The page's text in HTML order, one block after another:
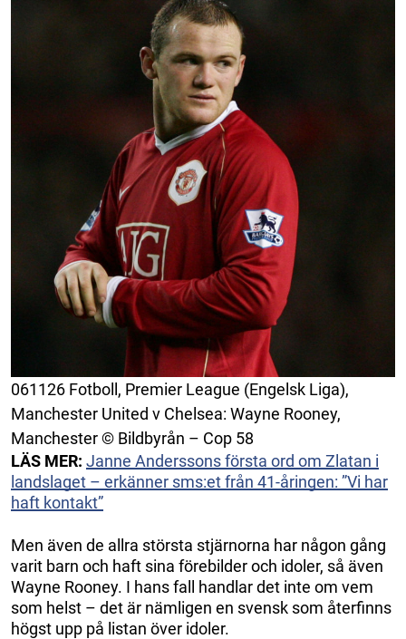
061126 Fotboll, Premier League (Engelsk Liga),
Manchester United v Chelsea: Wayne Rooney,
Manchester © Bildbyrån – Cop 58
LÄS MER: Janne Anderssons första ord om Zlatan i
landslaget – erkänner sms:et från 41-åringen: ”Vi har
haft kontakt”
Men även de allra största stjärnorna har någon gång
varit barn och haft sina förebilder och idoler, så även
Wayne Rooney. I hans fall handlar det inte om vem
som helst – det är nämligen en svensk som återfinns
högst upp på listan över idoler.